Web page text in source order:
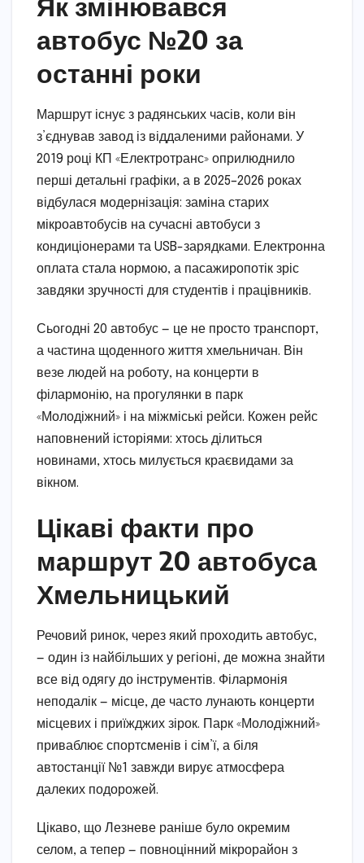
автобус №20 за
останні роки
Маршрут існує з радянських часів, коли він
з’єднував завод із віддаленими районами. У
2019 році КП «Електротранс» оприлюднило
перші детальні графіки, а в 2025–2026 роках
відбулася модернізація: заміна старих
мікроавтобусів на сучасні автобуси з
кондиціонерами та USB-зарядками. Електронна
оплата стала нормою, а пасажиропотік зріс
завдяки зручності для студентів і працівників.
Сьогодні 20 автобус — це не просто транспорт,
а частина щоденного життя хмельничан. Він
везе людей на роботу, на концерти в
філармонію, на прогулянки в парк
«Молодіжний» і на міжміські рейси. Кожен рейс
наповнений історіями: хтось ділиться
новинами, хтось милується краєвидами за
вікном.
Цікаві факти про
маршрут 20 автобуса
Хмельницький
Речовий ринок, через який проходить автобус,
— один із найбільших у регіоні, де можна знайти
все від одягу до інструментів. Філармонія
неподалік — місце, де часто лунають концерти
місцевих і приїжджих зірок. Парк «Молодіжний»
приваблює спортсменів і сім’ї, а біля
автостанції №1 завжди вирує атмосфера
далеких подорожей.
Цікаво, що Лезневе раніше було окремим
селом, а тепер — повноцінний мікрорайон з